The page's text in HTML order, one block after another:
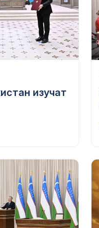
изучат